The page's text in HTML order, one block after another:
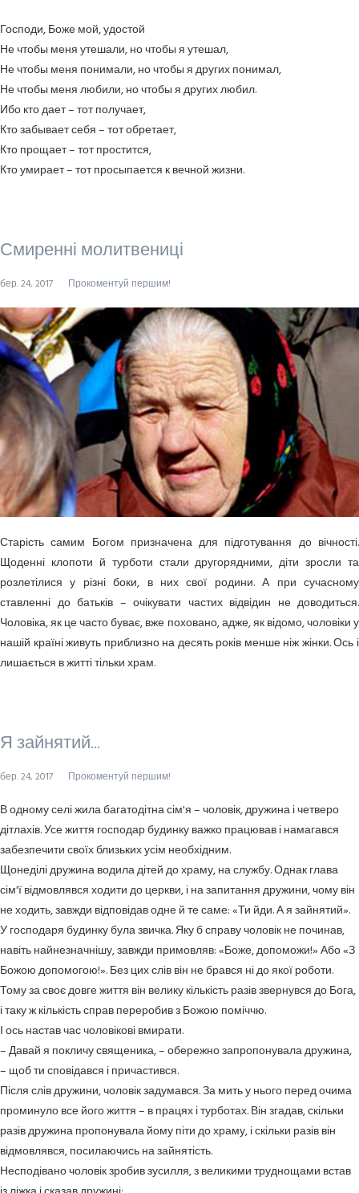
Господи, Боже мой, удостой
Не чтобы меня утешали, но чтобы я утешал,
Не чтобы меня понимали, но чтобы я других понимал,
Не чтобы меня любили, но чтобы я других любил.
Ибо кто дает – тот получает,
Кто забывает себя – тот обретает,
Кто прощает – тот простится,
Кто умирает – тот просыпается к вечной жизни.
Смиренні молитвениці
бер. 24, 2017 Прокоментуй першим!
Старість самим Богом призначена для підготування до вічності.
Щоденні клопоти й турботи стали другорядними, діти зросли та
розлетілися у різні боки, в них свої родини. А при сучасному
ставленні до батьків – очікувати частих відвідин не доводиться.
Чоловіка, як це часто буває, вже поховано, адже, як відомо, чоловіки у
нашій країні живуть приблизно на десять років менше ніж жінки. Ось і
лишається в житті тільки храм.
Я зайнятий...
бер. 24, 2017 Прокоментуй першим!
В одному селі жила багатодітна сім'я – чоловік, дружина і четверо
дітлахів. Усе життя господар будинку важко працював і намагався
забезпечити своїх близьких усім необхідним.
Щонеділі дружина водила дітей до храму, на службу. Однак глава
сім'ї відмовлявся ходити до церкви, і на запитання дружини, чому він
не ходить, завжди відповідав одне й те саме: «Ти йди. А я зайнятий».
У господаря будинку була звичка. Яку б справу чоловік не починав,
навіть найнезначнішу, завжди примовляв: «Боже, допоможи!» Або «З
Божою допомогою!». Без цих слів він не брався ні до якої роботи.
Тому за своє довге життя він велику кількість разів звернувся до Бога,
і таку ж кількість справ переробив з Божою поміччю.
І ось настав час чоловікові вмирати.
– Давай я покличу священика, – обережно запропонувала дружина,
– щоб ти сповідався і причастився.
Після слів дружини, чоловік задумався. За мить у нього перед очима
проминуло все його життя – в працях і турботах. Він згадав, скільки
разів дружина пропонувала йому піти до храму, і скільки разів він
відмовлявся, посилаючись на зайнятість.
Несподівано чоловік зробив зусилля, з великими труднощами встав